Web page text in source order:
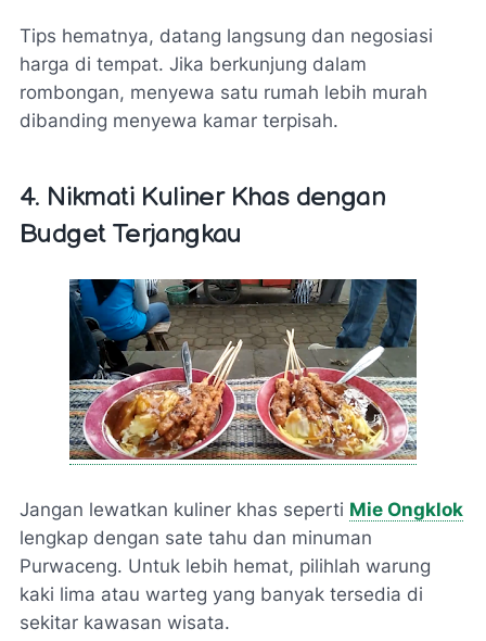
Tips hematnya, datang langsung dan negosiasi
harga di tempat. Jika berkunjung dalam
rombongan, menyewa satu rumah lebih murah
dibanding menyewa kamar terpisah.
4. Nikmati Kuliner Khas dengan
Budget Terjangkau
Jangan lewatkan kuliner khas seperti Mie Ongklok
lengkap dengan sate tahu dan minuman
Purwaceng. Untuk lebih hemat, pilihlah warung
kaki lima atau warteg yang banyak tersedia di
sekitar kawasan wisata.